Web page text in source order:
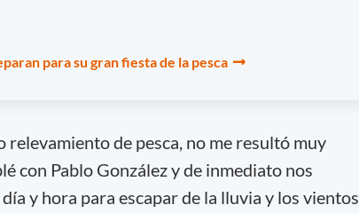
para su gran fiesta de la pesca
de pesca, no me resultó muy
con Pablo González y de inmediato nos
y hora para escapar de la lluvia y los vientos